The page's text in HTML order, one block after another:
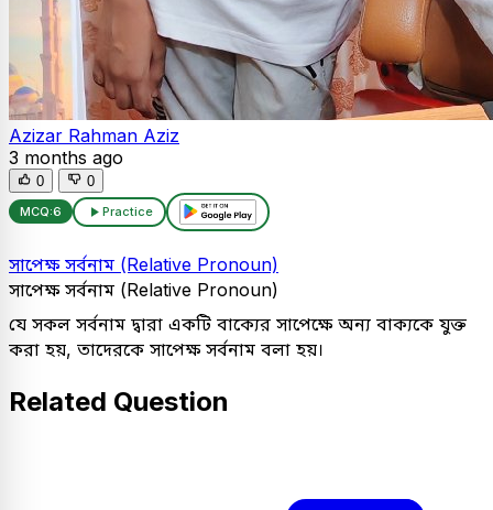
Azizar Rahman Aziz
3 months ago
0 0
MCQ:6 Practice
সাপেক্ষ সর্বনাম (Relative Pronoun)
সাপেক্ষ সর্বনাম (Relative Pronoun)
যে সকল সর্বনাম দ্বারা একটি বাক্যের সাপেক্ষে অন্য বাক্যকে যুক্ত
করা হয়, তাদেরকে সাপেক্ষ সর্বনাম বলা হয়।
Related Question